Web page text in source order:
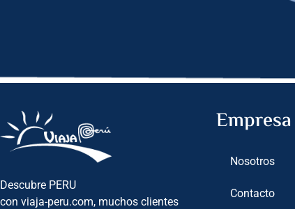
Descubre PERU
con viaja-peru.com, muchos clientes
Empresa
Nosotros
Contacto